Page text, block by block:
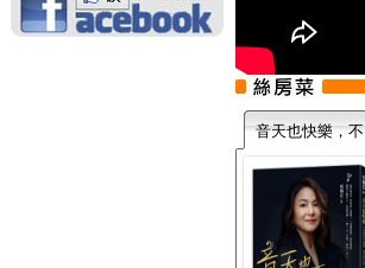
音天也快樂，不